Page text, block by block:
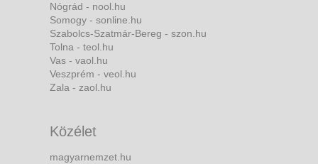
Nógrád - nool.hu
Somogy - sonline.hu
Szabolcs-Szatmár-Bereg - szon.hu
Tolna - teol.hu
Vas - vaol.hu
Veszprém - veol.hu
Zala - zaol.hu
Közélet
magyarnemzet.hu